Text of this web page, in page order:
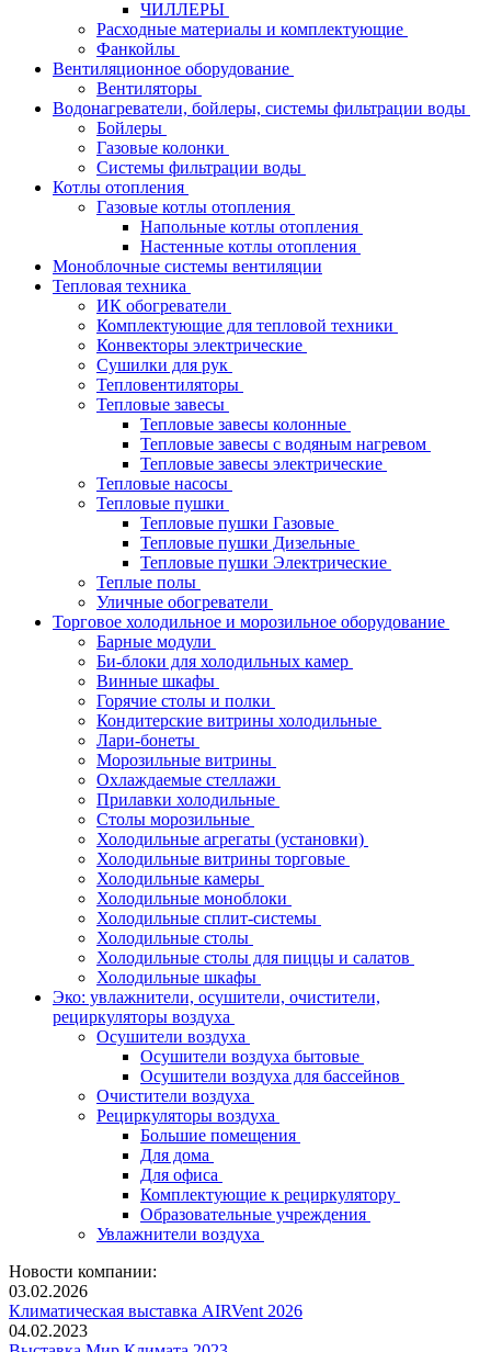
ЧИЛЛЕРЫ
Расходные материалы и комплектующие
Фанкойлы
Вентиляционное оборудование
Вентиляторы
Водонагреватели, бойлеры, системы фильтрации воды
Бойлеры
Газовые колонки
Системы фильтрации воды
Котлы отопления
Газовые котлы отопления
Напольные котлы отопления
Настенные котлы отопления
Моноблочные системы вентиляции
Тепловая техника
ИК обогреватели
Комплектующие для тепловой техники
Конвекторы электрические
Сушилки для рук
Тепловентиляторы
Тепловые завесы
Тепловые завесы колонные
Тепловые завесы с водяным нагревом
Тепловые завесы электрические
Тепловые насосы
Тепловые пушки
Тепловые пушки Газовые
Тепловые пушки Дизельные
Тепловые пушки Электрические
Теплые полы
Уличные обогреватели
Торговое холодильное и морозильное оборудование
Барные модули
Би-блоки для холодильных камер
Винные шкафы
Горячие столы и полки
Кондитерские витрины холодильные
Лари-бонеты
Морозильные витрины
Охлаждаемые стеллажи
Прилавки холодильные
Столы морозильные
Холодильные агрегаты (установки)
Холодильные витрины торговые
Холодильные камеры
Холодильные моноблоки
Холодильные сплит-системы
Холодильные столы
Холодильные столы для пиццы и салатов
Холодильные шкафы
Эко: увлажнители, осушители, очистители,
рециркуляторы воздуха
Осушители воздуха
Осушители воздуха бытовые
Осушители воздуха для бассейнов
Очистители воздуха
Рециркуляторы воздуха
Большие помещения
Для дома
Для офиса
Комплектующие к рециркулятору
Образовательные учреждения
Увлажнители воздуха
Новости компании:
03.02.2026
Климатическая выставка AIRVent 2026
04.02.2023